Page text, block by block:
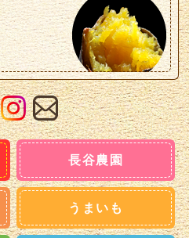
長谷農園
うまいも